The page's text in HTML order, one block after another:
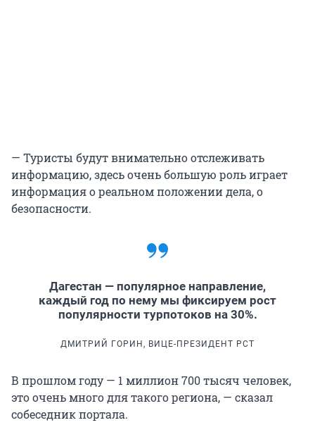
— Туристы будут внимательно отслеживать
информацию, здесь очень большую роль играет
информация о реальном положении дела, о
безопасности.
Дагестан — популярное направление,
каждый год по нему мы фиксируем рост
популярности турпотоков на 30%.
ДМИТРИЙ ГОРИН, ВИЦЕ-ПРЕЗИДЕНТ РСТ
В прошлом году — 1 миллион 700 тысяч человек,
это очень много для такого региона, — сказал
собеседник портала.